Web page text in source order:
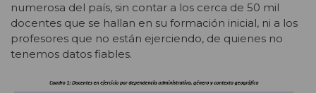
numerosa del país, sin contar a los cerca de 50 mil
docentes que se hallan en su formación inicial, ni a los
profesores que no están ejerciendo, de quienes no
tenemos datos fiables.